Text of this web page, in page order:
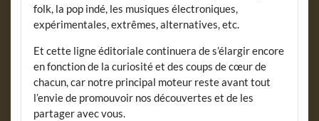
folk, la pop indé, les musiques électroniques,
expérimentales, extrêmes, alternatives, etc.
Et cette ligne éditoriale continuera de s’élargir encore
en fonction de la curiosité et des coups de cœur de
chacun, car notre principal moteur reste avant tout
l’envie de promouvoir nos découvertes et de les
partager avec vous.